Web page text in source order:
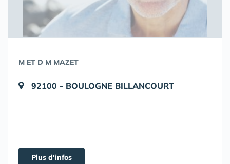
M ET D M MAZET
92100 - BOULOGNE BILLANCOURT
Plus d'infos